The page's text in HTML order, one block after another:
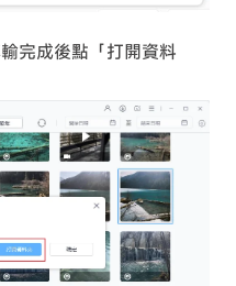
完成後點「打開資料